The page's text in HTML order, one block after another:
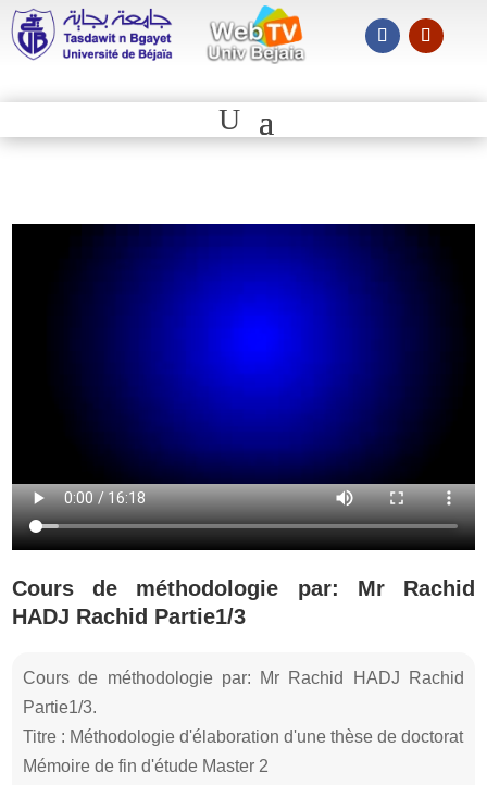
Cours de méthodologie par: Mr Rachid
HADJ Rachid Partie1/3
Cours de méthodologie par: Mr Rachid HADJ Rachid
Partie1/3.
Titre : Méthodologie d'élaboration d'une thèse de doctorat
Mémoire de fin d'étude Master 2